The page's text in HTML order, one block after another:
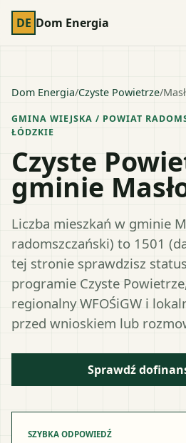
DE Dom Energia
Dom Energia/Czyste Powietrze/
GMINA WIEJSKA / POWIAT
ŁÓDZKIE
Czyste
gminie
Liczba mieszkań w gminie
radomszczański) to 1501
tej stronie sprawdzisz
programie Czyste
regionalny WFOŚiGW i
przed wnioskiem lub
Sprawdź
SZYBKA ODPOWIEDŹ